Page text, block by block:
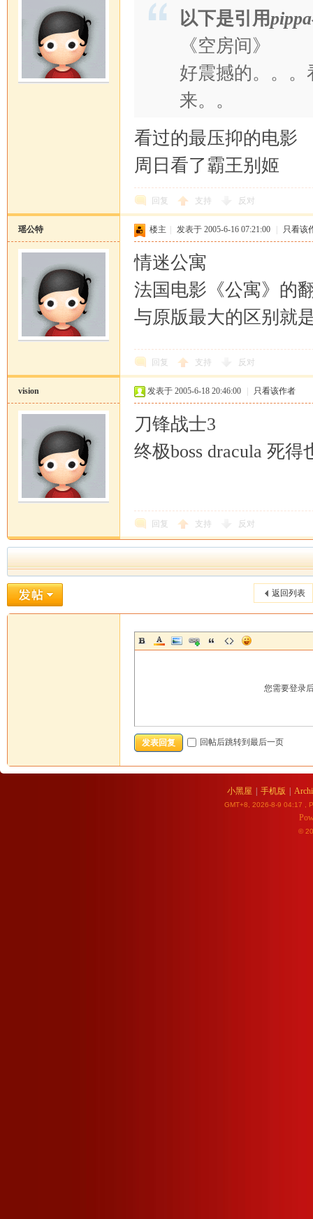
以下是引用pippa
《空房间》
好震撼的。。
来。。
看过的最压抑的电影
周日看了霸王别姬
回复 支持 反对
瑶公特 楼主 发表于 2005-6-16 07:21:00 只看该
情迷公寓
法国电影《公寓》的
与原版最大的区别就
回复 支持 反对
vision 发表于 2005-6-18 20:46:00 只看该作者
刀锋战士3
终极boss dracula 死得
回复 支持 反对
返回列表
您需要登录
发表回复 回帖后跳转到最后一页
小黑屋 手机版
GMT+8, 2026-8-9 04:17 ,
©